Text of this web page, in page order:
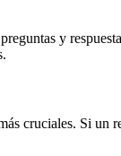
y
cruciales. Si un